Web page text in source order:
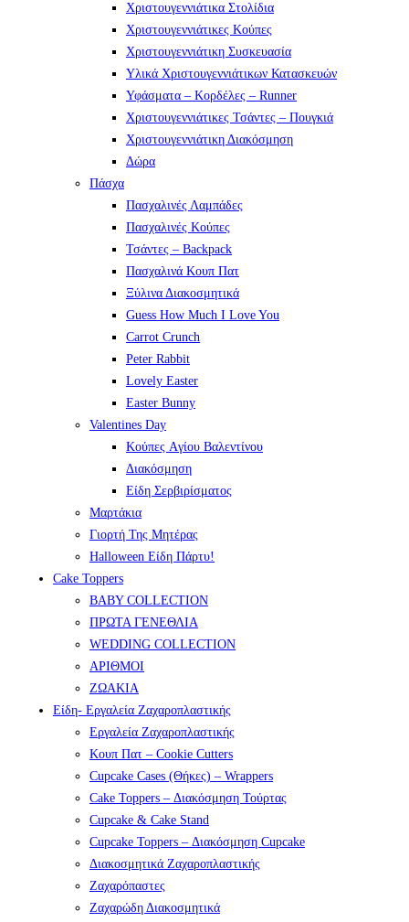
Χριστουγεννιάτικα Στολίδια
Χριστουγεννιάτικες Κούπες
Χριστουγεννιάτικη Συσκευασία
Υλικά Χριστουγεννιάτικων Κατασκευών
Υφάσματα – Κορδέλες – Runner
Χριστουγεννιάτικες Τσάντες – Πουγκιά
Χριστουγεννιάτικη Διακόσμηση
Δώρα
Πάσχα
Πασχαλινές Λαμπάδες
Πασχαλινές Κούπες
Τσάντες – Backpack
Πασχαλινά Κουπ Πατ
Ξύλινα Διακοσμητικά
Guess How Much I Love You
Carrot Crunch
Peter Rabbit
Lovely Easter
Easter Bunny
Valentines Day
Κούπες Aγίου Βαλεντίνου
Διακόσμηση
Είδη Σερβιρίσματος
Μαρτάκια
Γιορτή Της Μητέρας
Halloween Είδη Πάρτυ!
Cake Toppers
BABY COLLECTION
ΠΡΩΤΑ ΓΕΝΕΘΛΙΑ
WEDDING COLLECTION
ΑΡΙΘΜΟΙ
ΖΩΑΚΙΑ
Είδη- Εργαλεία Ζαχαροπλαστικής
Εργαλεία Ζαχαροπλαστικής
Κουπ Πατ – Cookie Cutters
Cupcake Cases (Θήκες) – Wrappers
Cake Toppers – Διακόσμηση Τούρτας
Cupcake & Cake Stand
Cupcake Toppers – Διακόσμηση Cupcake
Διακοσμητικά Ζαχαροπλαστικής
Ζαχαρόπαστες
Ζαχαρώδη Διακοσμητικά